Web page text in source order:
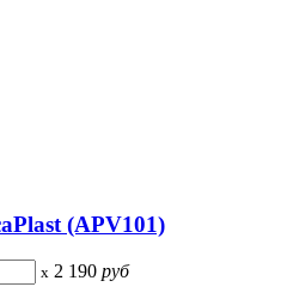
(APV101)
x 2 190 руб